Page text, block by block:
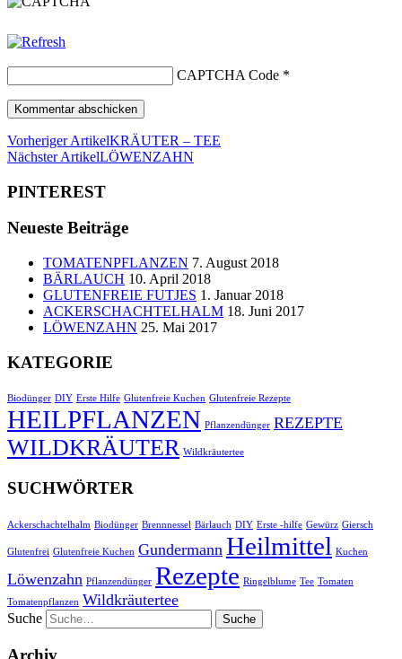
CAPTCHA Code *
Vorheriger ArtikelKRÄUTER – TEE
Nächster ArtikelLÖWENZAHN
PINTEREST
Neueste Beiträge
TOMATENPFLANZEN 7. August 2018
BÄRLAUCH 10. April 2018
GLUTENFREIE FUTJES 1. Januar 2018
ACKERSCHACHTELHALM 18. Juni 2017
LÖWENZAHN 25. Mai 2017
KATEGORIE
Biodünger DIY Erste Hilfe Glutenfreie Kuchen Glutenfreie Rezepte
HEILPFLANZEN Pflanzendünger REZEPTE
WILDKRÄUTER Wildkräutertee
SUCHWÖRTER
Ackerschachtelhalm Biodünger Brennnessel Bärlauch DIY Erste -hilfe Gewürz Giersch
Glutenfrei Glutenfreie Kuchen Gundermann Heilmittel Kuchen
Löwenzahn Pflanzendünger Rezepte Ringelblume Tee Tomaten
Tomatenpflanzen Wildkräutertee
Suche
Archiv